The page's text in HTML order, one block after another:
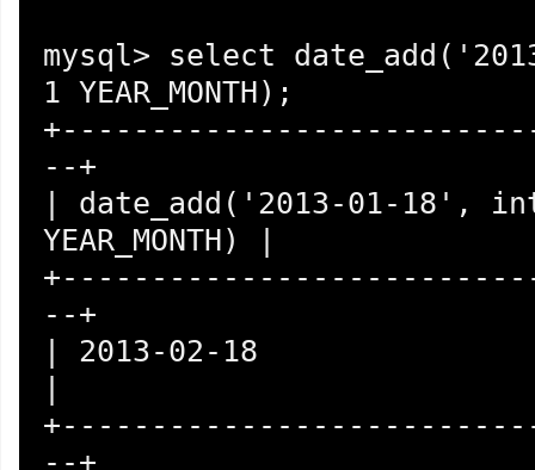
mysql> select
1 YEAR_MONTH);
--+
| date_add('2013-01-18',
YEAR_MONTH) |
--+
| 2013-02-18
|
--+